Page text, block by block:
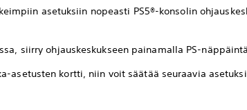
asetuksiin nopeasti PS5®-konsolin
siirry ohjauskeskukseen painamalla PS-
asetusten kortti, niin voit säätää seuraavia